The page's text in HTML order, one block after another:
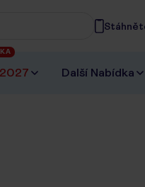
szukasz
Další Nabídka